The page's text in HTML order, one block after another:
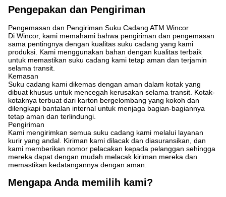
Pengepakan dan Pengiriman
Pengemasan dan Pengiriman Suku Cadang ATM Wincor
Di Wincor, kami memahami bahwa pengiriman dan pengemasan
sama pentingnya dengan kualitas suku cadang yang kami
produksi. Kami menggunakan bahan dengan kualitas terbaik
untuk memastikan suku cadang kami tetap aman dan terjamin
selama transit.
Kemasan
Suku cadang kami dikemas dengan aman dalam kotak yang
dibuat khusus untuk mencegah kerusakan selama transit. Kotak-
kotaknya terbuat dari karton bergelombang yang kokoh dan
dilengkapi bantalan internal untuk menjaga bagian-bagiannya
tetap aman dan terlindungi.
Pengiriman
Kami mengirimkan semua suku cadang kami melalui layanan
kurir yang andal. Kiriman kami dilacak dan diasuransikan, dan
kami memberikan nomor pelacakan kepada pelanggan sehingga
mereka dapat dengan mudah melacak kiriman mereka dan
memastikan kedatangannya dengan aman.
Mengapa Anda memilih kami?